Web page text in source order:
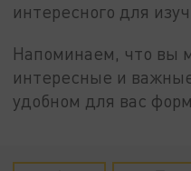
интересного для
Напоминаем, что вы
интересные и
удобном для вас